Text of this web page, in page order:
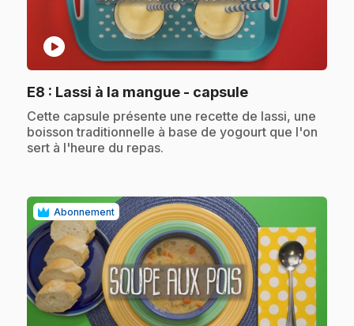
play_circle
E8 : Lassi à la mangue - capsule.
.Cette capsule présente une recette de lassi, une
boisson traditionnelle à base de yogourt que l'on
sert à l'heure du repas.
Abonnement